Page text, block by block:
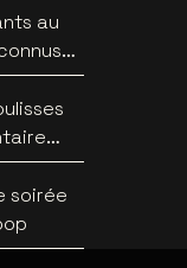
au
soirée